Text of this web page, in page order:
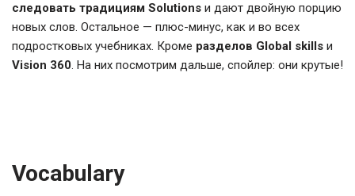
следовать традициям Solutions и дают двойную порцию
новых слов. Остальное — плюс-минус, как и во всех
подростковых учебниках. Кроме разделов Global skills и
Vision 360. На них посмотрим дальше, спойлер: они крутые!
Vocabulary